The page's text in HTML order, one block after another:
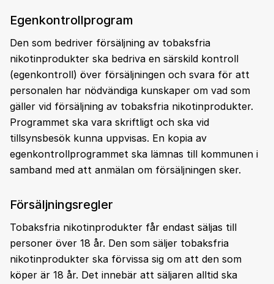
Egenkontrollprogram
Den som bedriver försäljning av tobaksfria
nikotinprodukter ska bedriva en särskild kontroll
(egenkontroll) över försäljningen och svara för att
personalen har nödvändiga kunskaper om vad som
gäller vid försäljning av tobaksfria nikotinprodukter.
Programmet ska vara skriftligt och ska vid
tillsynsbesök kunna uppvisas. En kopia av
egenkontrollprogrammet ska lämnas till kommunen i
samband med att anmälan om försäljningen sker.
Försäljningsregler
Tobaksfria nikotinprodukter får endast säljas till
personer över 18 år. Den som säljer tobaksfria
nikotinprodukter ska förvissa sig om att den som
köper är 18 år. Det innebär att säljaren alltid ska